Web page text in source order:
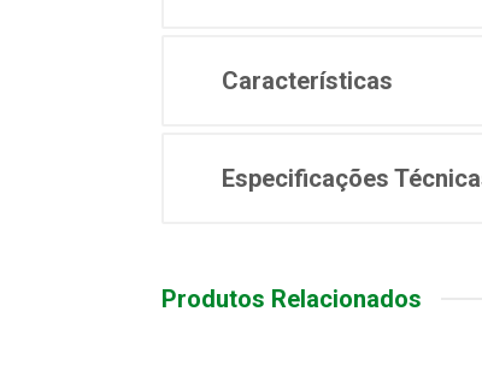
Características
Especificações
Produtos Relacionados